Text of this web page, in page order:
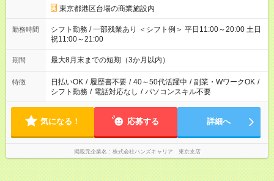
東京都港区台場の商業施設内
勤務時間
シフト勤務 / 一部残業あり ＜シフト例＞ 平日11:00～20:00 土日
祝11:00～21:00
期間 最大8月末までの短期（3か月以内）
特徴 日払いOK / 履歴書不要 / 40～50代活躍中 / 副業・WワークOK /
シフト勤務 / 電話対応なし / パソコンスキル不要
気になる！ 応募する 詳細へ
掲載元企業名 株式会社ハンズキャリア 東京支店